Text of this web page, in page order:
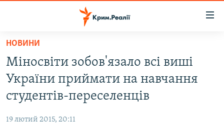
Перейти
основного
матеріалу
Перейти
до
основної
ВІДЕО ТА ФОТО
БЛОГИ
НОВИНИ
Міносвіти зобов'язало всі виші
України приймати на навчання
студентів-переселенців
19 лютий 2015, 20:11